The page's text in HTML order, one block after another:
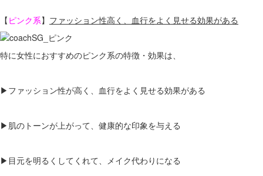
【 ピンク系】 ファッション性高く、血行をよく見せる効果がある
特に女性におすすめのピンク系の特徴・効果は、
▶ファッション性が高く、血行をよく見せる効果がある
▶肌のトーンが上がって、健康的な印象を与える
▶目元を明るくしてくれて、メイク代わりになる